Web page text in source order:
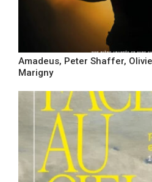
Amadeus, Peter Shaffer,
Marigny